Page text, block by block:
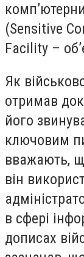
(Sensitive
Facility –
Як
отримав
його
ключовим
вважають,
він
в сфері
дописах